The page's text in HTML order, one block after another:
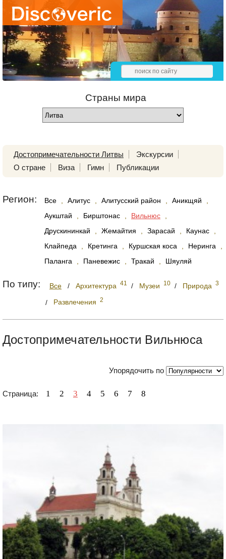
Страны мира
Достопримечательности Литвы
Экскурсии
О стране
Виза Гимн Публикации
Регион: Все Алитус Алитусский район Аникщяй
Аукштай
Бирштонас Вильнюс
Друскининкай
Жемайтия Зарасай Каунас
Клайпеда
Кретинга Куршская коса Неринга
Паланга
Паневежис Тракай Шяуляй
По типу: Все / Архитектура 41 / Музеи 10 / Природа 3
/ Развлечения 2
Достопримечательности Вильнюса
Упорядочить по
Страница: 1 2 3 4 5 6 7 8